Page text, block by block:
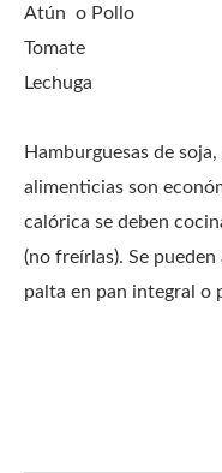
Atún o Pollo
Tomate
Lechuga
Hamburguesas de
alimenticias son
calórica se deben
(no freírlas). Se
palta en pan integral o